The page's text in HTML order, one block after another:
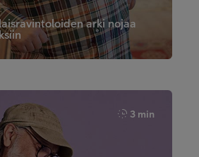
arki nojaa
3 min